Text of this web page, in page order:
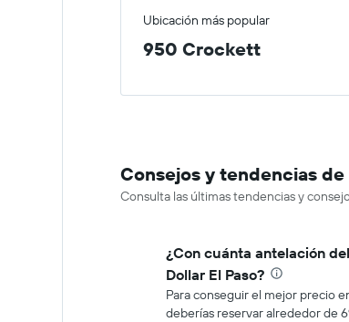
Ubicación más popular
950 Crockett
Consejos y tendencias
Consulta las últimas tendencias y
¿Con cuánta antelación
Dollar El Paso?
Para conseguir el mejor precio
deberías reservar alrededor de